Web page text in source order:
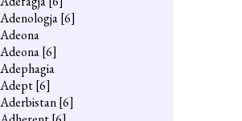
Adenologja[6]
Adeona
Adeona[6]
Adephagia
Adept[6]
Aderbistan[6]